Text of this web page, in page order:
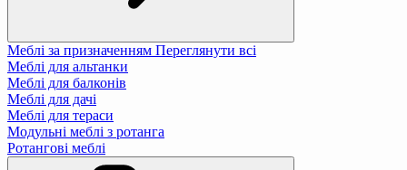
Меблі за призначенням Переглянути всі
Меблі для альтанки
Меблі для балконів
Меблі для дачі
Меблі для тераси
Модульні меблі з ротанга
Ротангові меблі